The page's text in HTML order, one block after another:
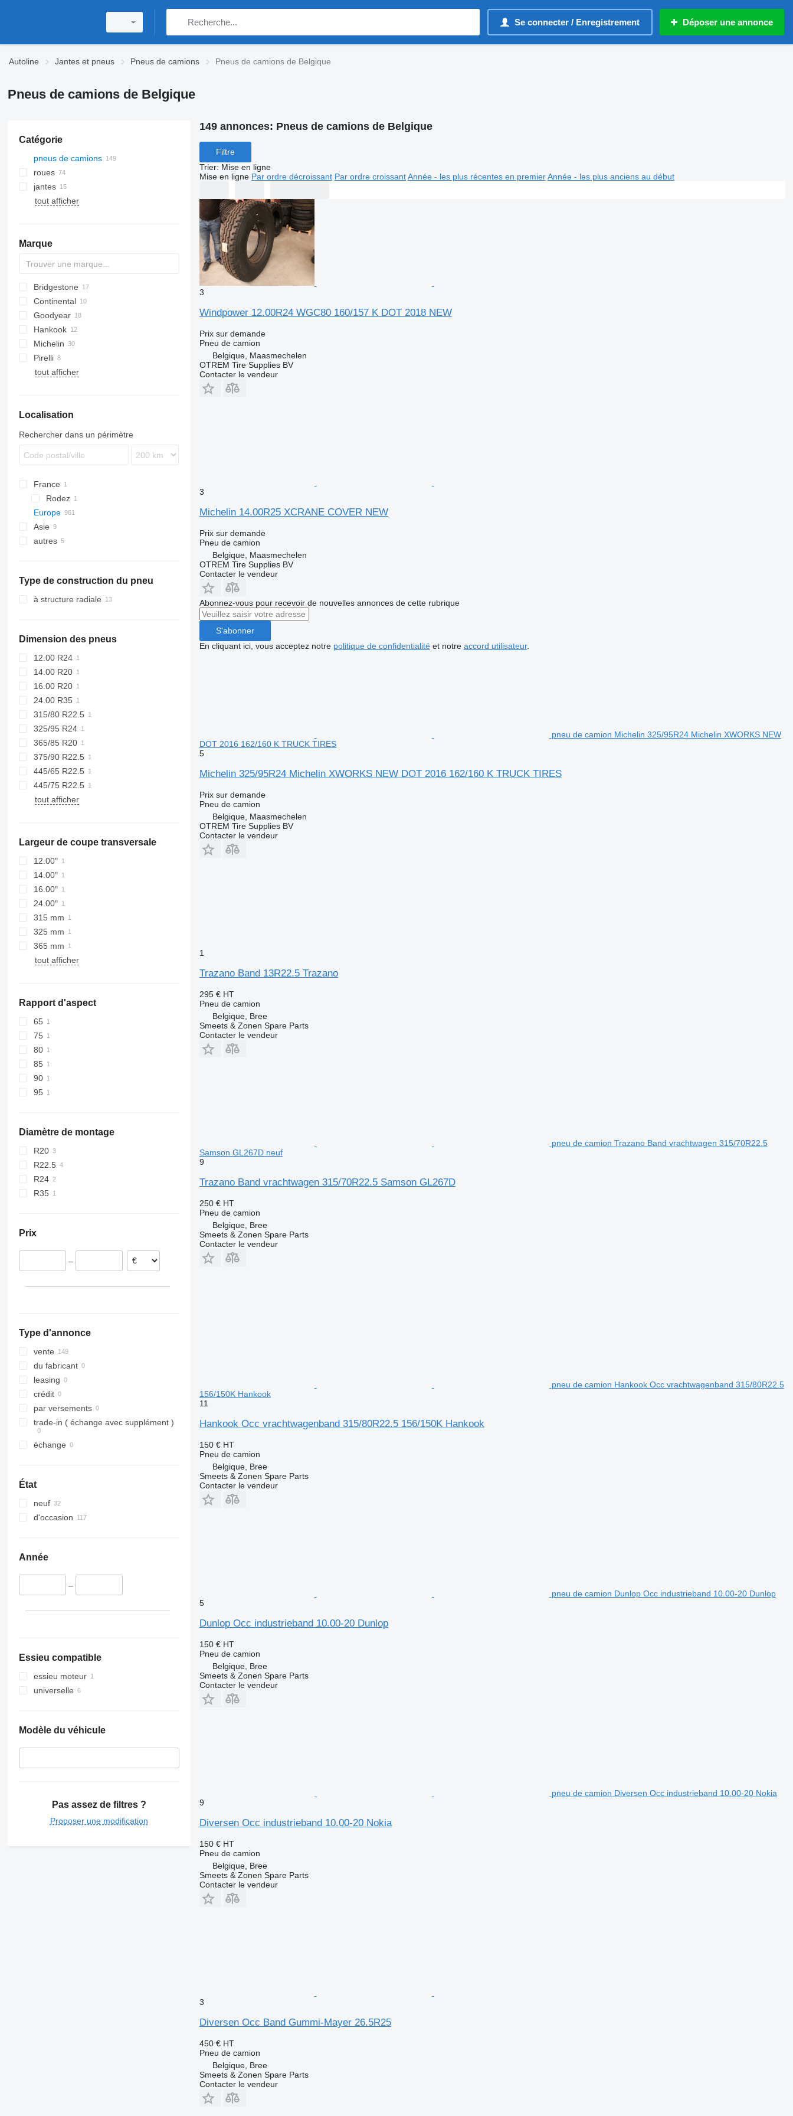
Se connecter / Enregistrement Déposer une annonce
Autoline Jantes et pneus Pneus de camions Pneus de camions de Belgique
Pneus de camions de Belgique
Catégorie
pneus de camions
roues
jantes
jantes de camion
tout afficher
Marque
Bridgestone
R164
R249
R297
Continental
HDR
SP
Goodyear
Hankook
Michelin
XZA
Pirelli
FH
tout afficher
Localisation
Rechercher dans un périmètre
France
Rodez
Europe
Pays-Bas
Beveren
Hasselt
Estonie
Roumanie
tout afficher
Asie
Ouzbékistan
autres
Type de construction du pneu
à structure radiale
Dimension des pneus
12.00 R24
14.00 R20
16.00 R20
24.00 R35
315/80 R22.5
325/95 R24
365/85 R20
375/90 R22.5
445/65 R22.5
445/75 R22.5
tout afficher
Largeur de coupe transversale
12.00″
14.00″
16.00″
24.00″
315 mm
325 mm
365 mm
tout afficher
Rapport d'aspect
65
75
80
85
90
95
Diamètre de montage
R20
R22.5
R24
R35
Prix
–
Type d'annonce
vente
du fabricant
leasing
crédit
par versements
trade-in ( échange avec supplément )
échange
État
neuf
d'occasion
Année
–
Essieu compatible
essieu moteur
universelle
Modèle du véhicule
Pas assez de filtres ?
Proposer une modification
149 annonces: Pneus de camions de Belgique
Filtre
Trier: Mise en ligne
Mise en ligne Par ordre décroissant Par ordre croissant Année - les plus récentes en premier Année - les plus anciens au début
3
Windpower 12.00R24 WGC80 160/157 K DOT 2018 NEW
Prix sur demande
Pneu de camion
Belgique, Maasmechelen
OTREM Tire Supplies BV
Contacter le vendeur
3
Michelin 14.00R25 XCRANE COVER NEW
Prix sur demande
Pneu de camion
Belgique, Maasmechelen
OTREM Tire Supplies BV
Contacter le vendeur
Abonnez-vous pour recevoir de nouvelles annonces de cette rubrique
S'abonner
En cliquant ici, vous acceptez notre politique de confidentialitéet notre accord utilisateur.
pneu de camion Michelin 325/95R24 Michelin XWORKS NEW
DOT 2016 162/160 K TRUCK TIRES
5
Michelin 325/95R24 Michelin XWORKS NEW DOT 2016 162/160 K TRUCK TIRES
Prix sur demande
Pneu de camion
Belgique, Maasmechelen
OTREM Tire Supplies BV
Contacter le vendeur
1
Trazano Band 13R22.5 Trazano
295 € HT
Pneu de camion
Belgique, Bree
Smeets & Zonen Spare Parts
Contacter le vendeur
pneu de camion Trazano Band vrachtwagen 315/70R22.5
Samson GL267D neuf
9
Trazano Band vrachtwagen 315/70R22.5 Samson GL267D
250 € HT
Pneu de camion
Belgique, Bree
Smeets & Zonen Spare Parts
Contacter le vendeur
pneu de camion Hankook Occ vrachtwagenband 315/80R22.5
156/150K Hankook
11
Hankook Occ vrachtwagenband 315/80R22.5 156/150K Hankook
150 € HT
Pneu de camion
Belgique, Bree
Smeets & Zonen Spare Parts
Contacter le vendeur
pneu de camion Dunlop Occ industrieband 10.00-20 Dunlop
5
Dunlop Occ industrieband 10.00-20 Dunlop
150 € HT
Pneu de camion
Belgique, Bree
Smeets & Zonen Spare Parts
Contacter le vendeur
pneu de camion Diversen Occ industrieband 10.00-20 Nokia
9
Diversen Occ industrieband 10.00-20 Nokia
150 € HT
Pneu de camion
Belgique, Bree
Smeets & Zonen Spare Parts
Contacter le vendeur
3
Diversen Occ Band Gummi-Mayer 26.5R25
450 € HT
Pneu de camion
Belgique, Bree
Smeets & Zonen Spare Parts
Contacter le vendeur